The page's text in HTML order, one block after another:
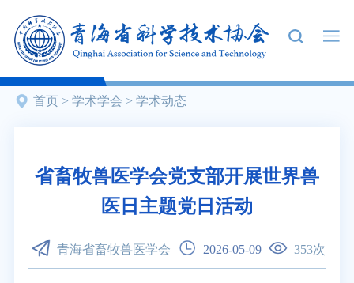
首页 > 学术学会 > 学术动态
省畜牧兽医学会党支部开展世界兽
医日主题党日活动
青海省畜牧兽医学会 2026-05-09 353次